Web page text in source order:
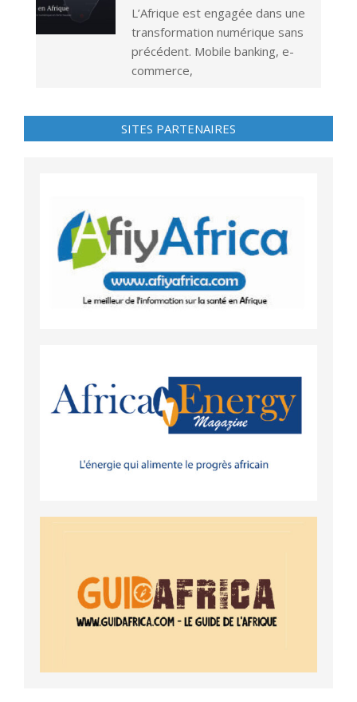
L’Afrique est engagée dans une
transformation numérique sans
précédent. Mobile banking, e-
commerce,
SITES PARTENAIRES